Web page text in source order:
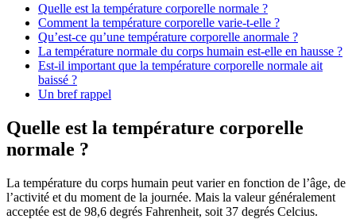
Quelle est la température corporelle normale ?
Comment la température corporelle varie-t-elle ?
Qu’est-ce qu’une température corporelle anormale ?
La température normale du corps humain est-elle en hausse ?
Est-il important que la température corporelle normale ait
baissé ?
Un bref rappel
Quelle est la température corporelle
normale ?
La température du corps humain peut varier en fonction de l’âge, de
l’activité et du moment de la journée. Mais la valeur généralement
acceptée est de 98,6 degrés Fahrenheit, soit 37 degrés Celcius.